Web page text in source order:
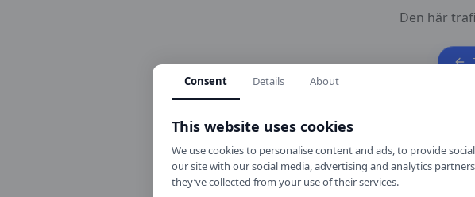
Den här
Consent Details About
This website uses cookies
We use cookies to personalise content and ads, to provide
our site with our social media, advertising and analytics
they’ve collected from your use of their services.